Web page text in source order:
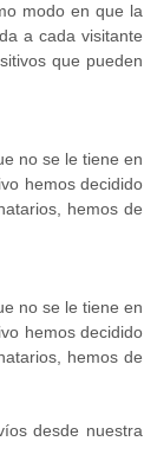
modo en que la
a cada visitante
que pueden
no se le tiene en
hemos decidido
hemos de
no se le tiene en
hemos decidido
hemos de
desde nuestra